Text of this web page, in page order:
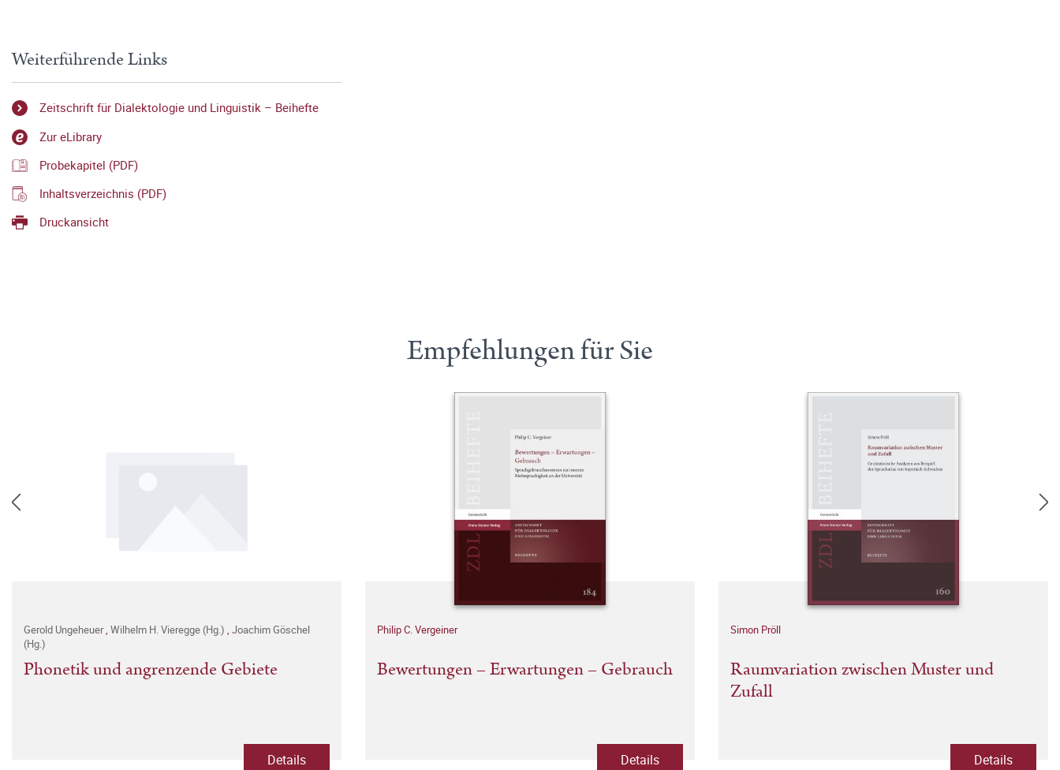
Weiterführende Links
Zeitschrift für Dialektologie und Linguistik – Beihefte
Zur eLibrary
Probekapitel (PDF)
Inhaltsverzeichnis (PDF)
Druckansicht
Empfehlungen für Sie
Gerold Ungeheuer, Wilhelm H. Vieregge (Hg.) , Joachim Göschel
(Hg.)
Phonetik und angrenzende Gebiete
Details
Philip C. Vergeiner
Bewertungen – Erwartungen – Gebrauch
Details
Simon Pröll
Raumvariation zwischen Muster und
Zufall
Details